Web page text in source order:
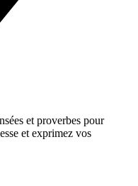
et proverbes pour
et exprimez vos